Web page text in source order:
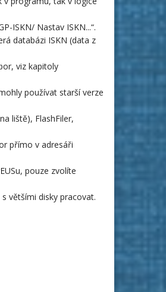
ISKN/ Nastav ISKN...“.
databázi ISKN (data z
viz kapitoly
používat starší verze
liště), FlashFiler,
přímo v adresáři
pouze zvolíte
většími disky pracovat.